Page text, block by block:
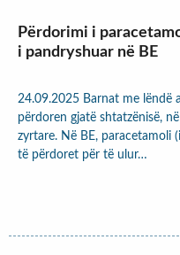
Përdorimi i
i pandryshuar në BE
24.09.2025 Barnat me lëndë
përdoren gjatë shtatzënisë,
zyrtare. Në BE, paracetamoli
të përdoret për të ulur…